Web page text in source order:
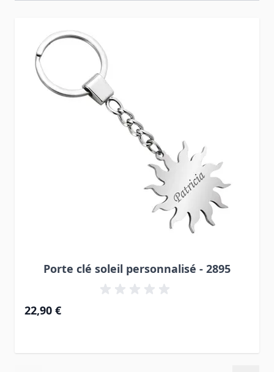
Porte clé soleil personnalisé - 2895
22,90 €